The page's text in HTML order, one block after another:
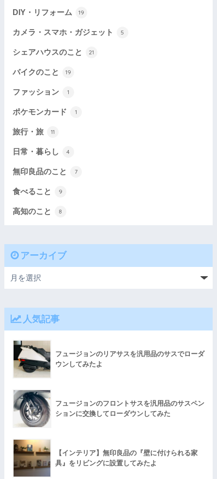
DIY・リフォーム 19
カメラ・スマホ・ガジェット 5
シェアハウスのこと 21
バイクのこと 19
ファッション 1
ポケモンカード 1
旅行・旅 11
日常・暮らし 4
無印良品のこと 7
食べること 9
高知のこと 8
アーカイブ
人気記事
フュージョンのリアサスを汎用品のサスでローダ
ウンしてみたよ
フュージョンのフロントサスを汎用品のサスペン
ションに交換してローダウンしてみた
【インテリア】無印良品の『壁に付けられる家
具』をリビングに設置してみたよ